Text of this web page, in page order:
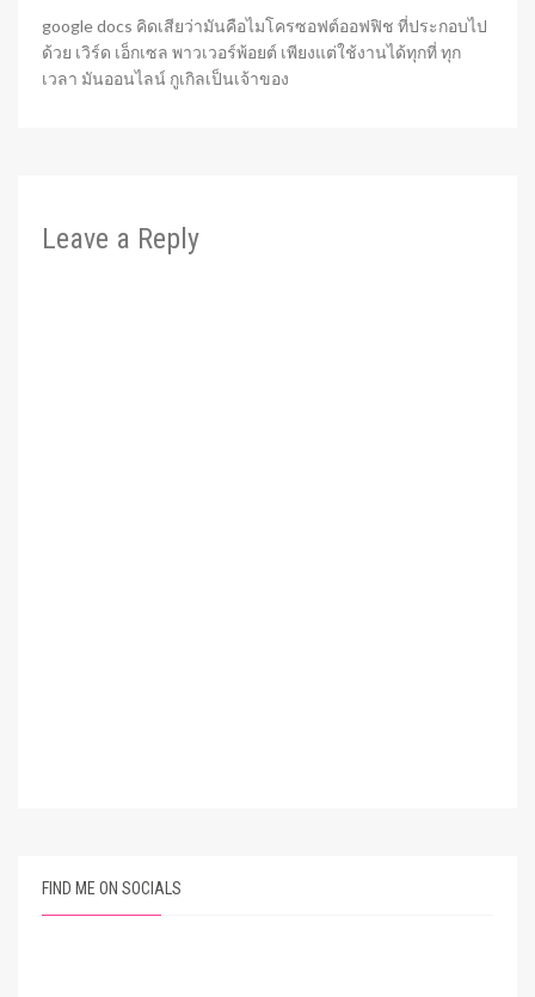
google docs คิดเสียว่ามันคือไมโครซอฟต์ออฟฟิช ที่ประกอบไป
ด้วย เวิร์ด เอ็กเซล พาวเวอร์พ้อยต์ เพียงแต่ใช้งานได้ทุกที่ ทุก
เวลา มันออนไลน์ กูเกิลเป็นเจ้าของ
Leave a Reply
FIND ME ON SOCIALS